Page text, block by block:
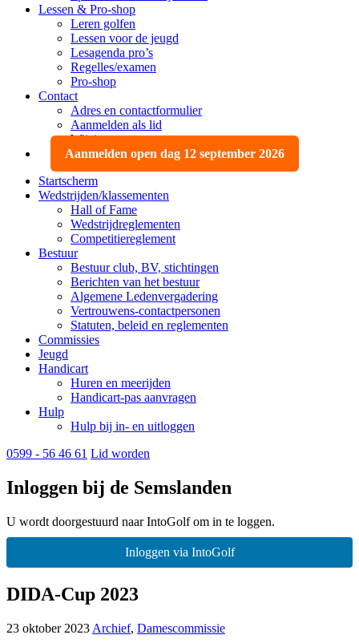
Lessen & Pro-shop
Leren golfen
Lessen voor de jeugd
Lesagenda pro’s
Regelles/examen
Pro-shop
Contact
Adres en contactformulier
Aanmelden als lid
Wijzigen, opzeggen
Aanmelden open dag 12 september 2026
Startscherm
Wedstrijden/klassementen
Hall of Fame
Wedstrijdreglementen
Competitiereglement
Bestuur
Bestuur club, BV, stichtingen
Berichten van het bestuur
Algemene Ledenvergadering
Vertrouwens-contactpersonen
Statuten, beleid en reglementen
Commissies
Jeugd
Handicart
Huren en meerijden
Handicart-pas aanvragen
Hulp
Hulp bij in- en uitloggen
0599 - 56 46 61 Lid worden
Inloggen bij de Semslanden
U wordt doorgestuurd naar IntoGolf om in te loggen.
Inloggen via IntoGolf
DIDA-Cup 2023
23 oktober 2023 Archief, Damescommissie